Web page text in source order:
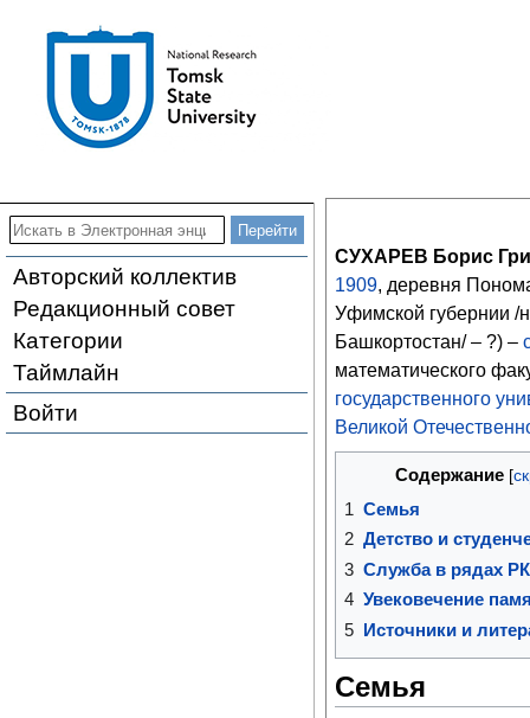
Авторский коллектив
Редакционный совет
Категории
Таймлайн
Войти
СУХАРЕВ Борис
1909, деревня
Уфимской губернии /
Башкортостан/ – ?) –
математического
государственного
Великой
Содержание
1 Семья
2 Детство и
3 Служба в рядах
4 Увековечение
5 Источники и
Семья